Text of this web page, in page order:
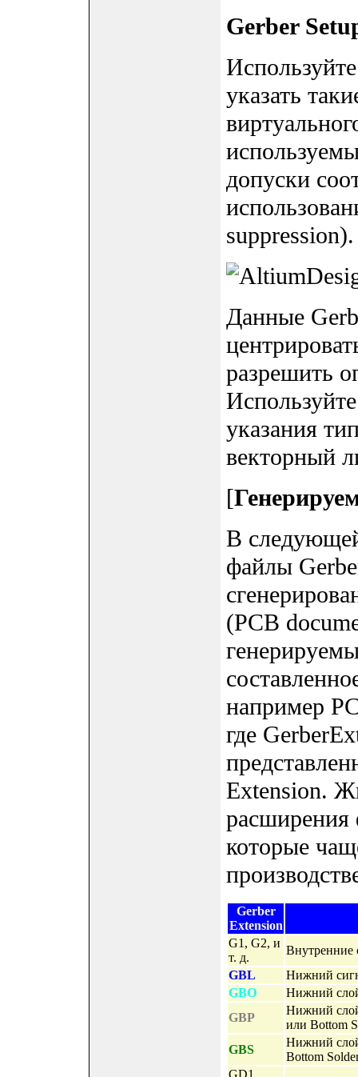
Gerber
указать
допуски
suppression).
Данные
разрешить
указания
векторный
[
В
файлы
(PCB
например
где
Extension.
расширения
которые
Gerber
Extension
G1, G2, и
т. д.
Внутренние
GBL
Нижний
GBO
Нижний
GBP
Нижний
или Bottom
GBS
Нижний
Bottom
GD1,